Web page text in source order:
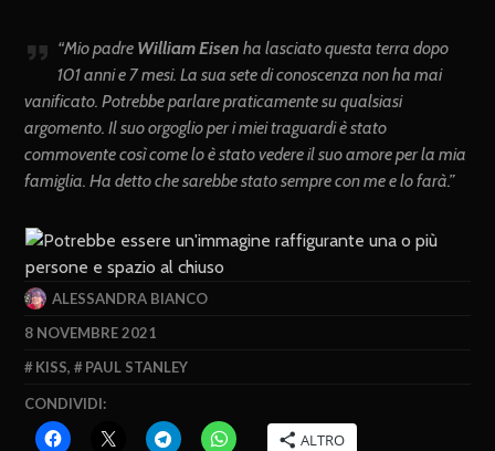
“Mio padre William Eisen ha lasciato questa terra dopo
101 anni e 7 mesi. La sua sete di conoscenza non ha mai
vanificato. Potrebbe parlare praticamente su qualsiasi
argomento. Il suo orgoglio per i miei traguardi è stato
commovente così come lo è stato vedere il suo amore per la mia
famiglia. Ha detto che sarebbe stato sempre con me e lo farà.”
ALESSANDRA BIANCO
8 NOVEMBRE 2021
KISS, PAUL STANLEY
CONDIVIDI:
ALTRO